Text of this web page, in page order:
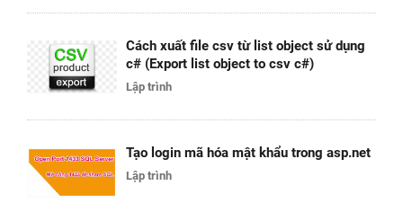
Cách xuất file csv từ list object sử dụng
c# (Export list object to csv c#)
Lập trình
Tạo login mã hóa mật khẩu trong asp.net
Lập trình